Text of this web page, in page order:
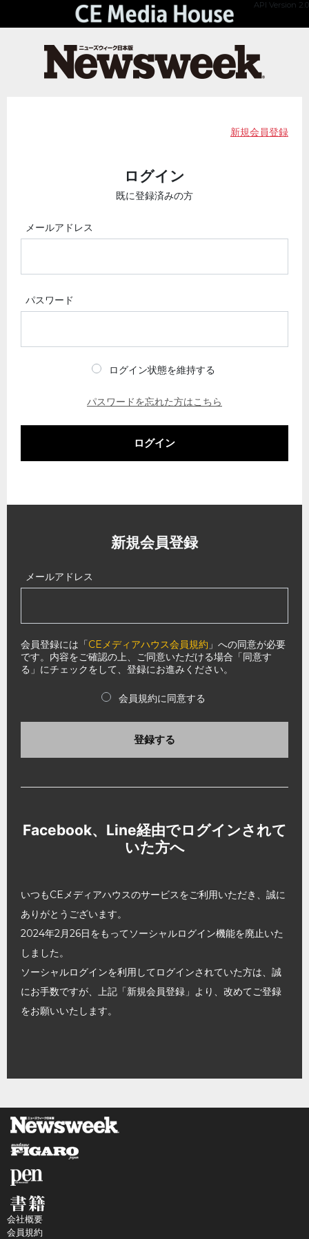
API Version 2.0
新規会員登録
ログイン
既に登録済みの方
メールアドレス
パスワード
ログイン状態を維持する
パスワードを忘れた方はこちら
ログイン
新規会員登録
メールアドレス
会員登録には「CEメディアハウス会員規約 」への同意が必要
です。内容をご確認の上、ご同意いただける場合「同意す
る」にチェックをして、登録にお進みください。
会員規約に同意する
登録する
Facebook、Line経由でログインされて
いた方へ
いつもCEメディアハウスのサービスをご利用いただき、誠に
ありがとうございます。
2024年2月26日をもってソーシャルログイン機能を廃止いた
しました。
ソーシャルログインを利用してログインされていた方は、誠
にお手数ですが、上記「新規会員登録」より、改めてご登録
をお願いいたします。
会社概要
会員規約